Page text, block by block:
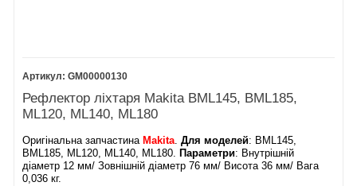
GM00000130
Рефлектор ліхтаря Makita BML145, BML185,
ML120, ML140, ML180
Оригінальна запчастина Makita.Для моделей: BML145,
BML185, ML120, ML140, ML180. Параметри: Внутрішній
діаметр 12 мм/ Зовнішній діаметр 76 мм/ Висота 36 мм/ Вага
0,036 кг.